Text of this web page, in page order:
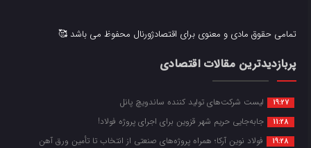
تمامی حقوق مادی و معنوی برای اقتصادژورنال محفوظ می باشد 🥰
پربازدیدترین مقالات اقتصادی
19:27 لیست شرکت‌های تولید کننده ساندویچ پانل
11:28 جابه‌جایی حریم شهر قزوین برای اجرای پروژه فولاد!
19:28 فولاد نوین آرکا؛ همراه پروژه‌های صنعتی از انتخاب تا تأمین ورق آهن